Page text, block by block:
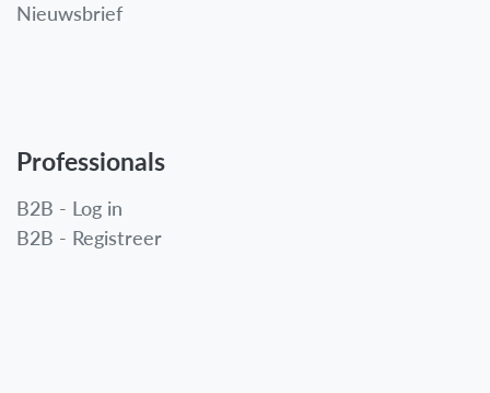
Nieuwsbrief
Professionals
B2B - Log in
B2B - Registreer